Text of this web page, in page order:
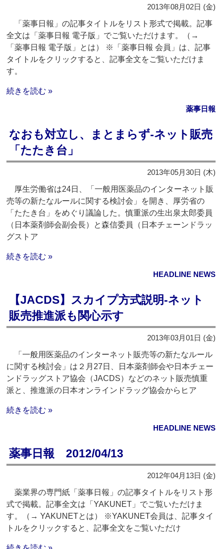
2013年08月02日 (金)
「薬事日報」の記事タイトルをリスト形式で掲載。記事
全文は「薬事日報 電子版」でご覧いただけます。（→
「薬事日報 電子版」とは） ※「薬事日報 会員」は、記事
タイトルをクリックすると、記事全文をご覧いただけま
す。
続きを読む »
薬事日報
なおも対立し、まとまらず‐ネット販売
「たたき台」
2013年05月30日 (木)
厚生労働省は24日、「一般用医薬品のインターネット販
売等の新たなルールに関する検討会」を開き、厚労省の
「たたき台」をめぐり議論した。慎重派の生出泉太郎委員
（日本薬剤師会副会長）と森信委員（日本チェーンドラッ
グストア
続きを読む »
HEADLINE NEWS
【JACDS】スカイプ方式説明‐ネット
販売推進派も関心示す
2013年03月01日 (金)
「一般用医薬品のインターネット販売等の新たなルール
に関する検討会」は２月27日、日本薬剤師会や日本チェー
ンドラッグストア協会（JACDS）などのネット販売慎重
派と、推進派の日本オンラインドラッグ協会からヒア
続きを読む »
HEADLINE NEWS
薬事日報 2012/04/13
2012年04月13日 (金)
薬業界の専門紙「薬事日報」の記事タイトルをリスト形
式で掲載。記事全文は「YAKUNET」でご覧いただけま
す。（→ YAKUNETとは） ※YAKUNET会員は、記事タイ
トルをクリックすると、記事全文をご覧いただけ